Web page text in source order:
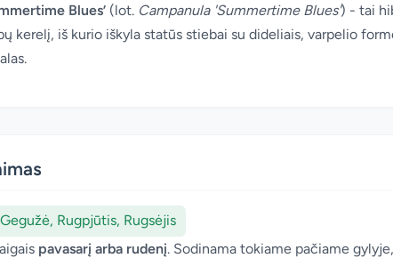
Blues’ (lot. Campanula 'Summertime Blues') - tai
kerelį, iš kurio iškyla statūs stiebai su dideliais, varpelio
Rugpjūtis, Rugsėjis
pavasarį arba rudenį. Sodinama tokiame pačiame